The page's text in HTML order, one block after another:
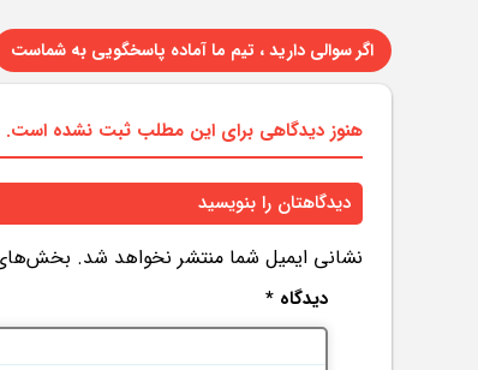
اگر سوالی دارید ، تیم ما آماده پاسخگویی به شماست
هنوز دیدگاهی برای این مطلب ثبت نشده است.
دیدگاهتان را بنویسید
نشانی ایمیل شما منتشر نخواهد شد. بخش‌های
دیدگاه *